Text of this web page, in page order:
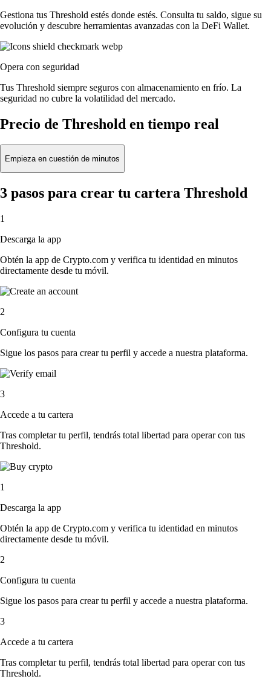
Gestiona tus Threshold estés donde estés. Consulta tu saldo, sigue su
evolución y descubre herramientas avanzadas con la DeFi Wallet.
Opera con seguridad
Tus Threshold siempre seguros con almacenamiento en frío. La
seguridad no cubre la volatilidad del mercado.
Precio de Threshold en tiempo real
Empieza en cuestión de minutos
3 pasos para crear tu cartera Threshold
1
Descarga la app
Obtén la app de Crypto.com y verifica tu identidad en minutos
directamente desde tu móvil.
2
Configura tu cuenta
Sigue los pasos para crear tu perfil y accede a nuestra plataforma.
3
Accede a tu cartera
Tras completar tu perfil, tendrás total libertad para operar con tus
Threshold.
1
Descarga la app
Obtén la app de Crypto.com y verifica tu identidad en minutos
directamente desde tu móvil.
2
Configura tu cuenta
Sigue los pasos para crear tu perfil y accede a nuestra plataforma.
3
Accede a tu cartera
Tras completar tu perfil, tendrás total libertad para operar con tus
Threshold.